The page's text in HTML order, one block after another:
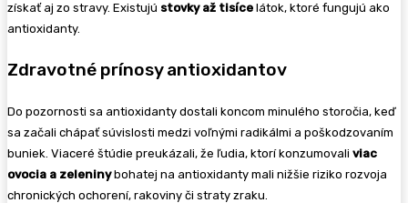
získať aj zo stravy. Existujú stovky až tisíce látok, ktoré fungujú ako
antioxidanty.
Zdravotné prínosy antioxidantov
Do pozornosti sa antioxidanty dostali koncom minulého storočia, keď
sa začali chápať súvislosti medzi voľnými radikálmi a poškodzovaním
buniek. Viaceré štúdie preukázali, že ľudia, ktorí konzumovali viac
ovocia a zeleninybohatej na antioxidanty mali nižšie riziko rozvoja
chronických ochorení, rakoviny či straty zraku.